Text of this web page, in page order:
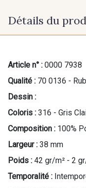
Détails du
Article n° : 0000 7938
Qualité : 70 0136 -
Dessin :
Coloris : 316 - Gris
Composition : 100%
Largeur : 38 mm
Poids : 42 gr/m² - 2
Temporalité :